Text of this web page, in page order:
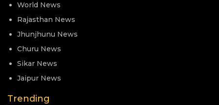
World News
Rajasthan News
Jhunjhunu News
Churu News
Sikar News
Jaipur News
Trending